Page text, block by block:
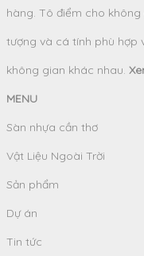
hàng. Tô điểm cho
tượng và cá tính phù hợp
không gian khác nhau.
MENU
Sàn nhựa cần thơ
Vật Liệu Ngoài Trời
Sản phẩm
Dự án
Tin tức